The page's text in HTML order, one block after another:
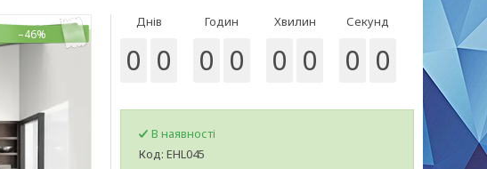
–46%
Днів
0 0
Годин
0 0
Хвилин
0 0
Секунд
0 0
В наявності
Код: EHL045